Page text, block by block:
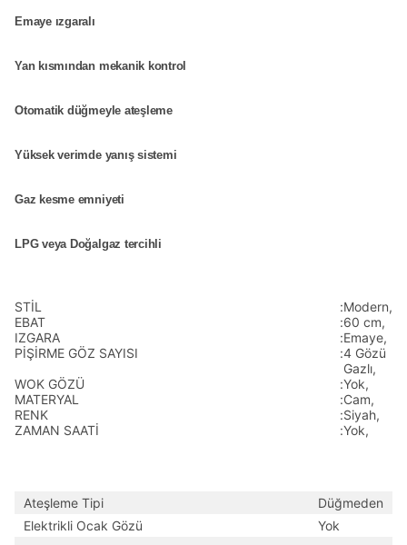
Emaye ızgaralı
Yan kısmından mekanik kontrol
Otomatik düğmeyle ateşleme
Yüksek verimde yanış sistemi
Gaz kesme emniyeti
LPG veya Doğalgaz tercihli
STİL :Modern,
EBAT
:60 cm,
IZGARA
:Emaye,
PİŞİRME GÖZ SAYISI
:4 Gözü
Gazlı,
WOK GÖZÜ
:Yok,
MATERYAL
:Cam,
RENK
:Siyah,
ZAMAN SAATİ
:Yok,
Ateşleme Tipi
Düğmeden
Elektrikli Ocak Gözü
Yok